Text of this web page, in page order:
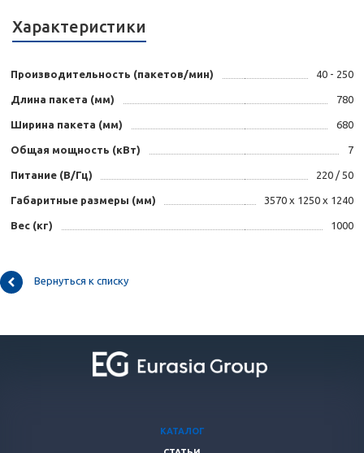
Характеристики
Производительность (пакетов/мин) 40 - 250
Длина пакета (мм) 780
Ширина пакета (мм) 680
Общая мощность (кВт) 7
Питание (В/Гц) 220 / 50
Габаритные размеры (мм) 3570 х 1250 х 1240
Вес (кг) 1000
Вернуться к списку
КАТАЛОГ